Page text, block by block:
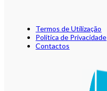
Termos de Utilização
Política de Privacidade
Contactos